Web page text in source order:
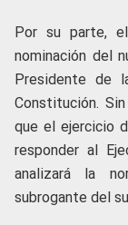
Por su parte,
nominación del
Presidente de
Constitución.
que el ejercicio
responder al
analizará la
subrogante del